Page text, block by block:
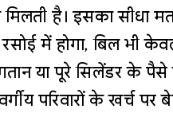
मिलती है। इसका सीधा
में होगा, बिल भी
या पूरे सिलेंडर के
परिवारों के खर्च पर